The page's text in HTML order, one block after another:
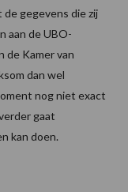
gegevens die zij
aan de UBO-
de Kamer van
dan wel
nog niet exact
gaat
kan doen.